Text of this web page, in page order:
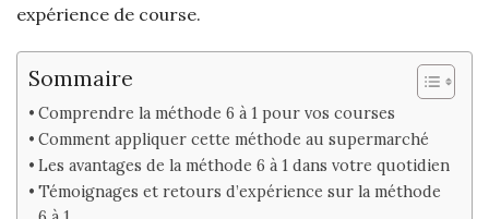
expérience de course.
Sommaire
Comprendre la méthode 6 à 1 pour vos courses
Comment appliquer cette méthode au supermarché
Les avantages de la méthode 6 à 1 dans votre quotidien
Témoignages et retours d’expérience sur la méthode